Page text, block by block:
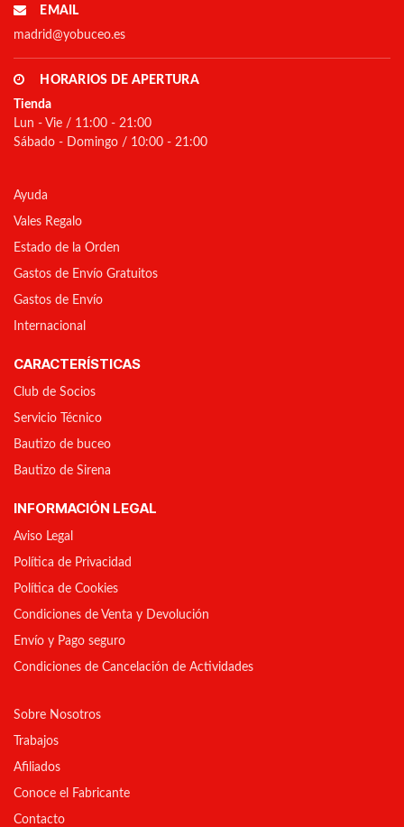
EMAIL
madrid@yobuceo.es
HORARIOS DE APERTURA
Tienda
Lun - Vie / 11:00 - 21:00
Sábado - Domingo / 10:00 - 21:00
Ayuda
Vales Regalo
Estado de la Orden
Gastos de Envío Gratuitos
Gastos de Envío
Internacional
CARACTERÍSTICAS
Club de Socios
Servicio Técnico
Bautizo de buceo
Bautizo de Sirena
INFORMACIÓN LEGAL
Aviso Legal
Política de Privacidad
Política de Cookies
Condiciones de Venta y Devolución
Envío y Pago seguro
Condiciones de Cancelación de Actividades
Sobre Nosotros
Trabajos
Afiliados
Conoce el Fabricante
Contacto